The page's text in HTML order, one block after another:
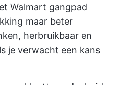
Walmart gangpad
maar beter
herbruikbaar en
je verwacht een kans